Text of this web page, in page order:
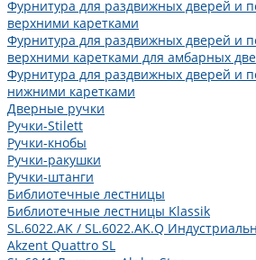
Фурнитура для раздвижных дверей и
верхними каретками
Фурнитура для раздвижных дверей и
верхними каретками для амбарных
Фурнитура для раздвижных дверей и
нижними каретками
Дверные ручки
Ручки-Stilett
Ручки-кнобы
Ручки-ракушки
Ручки-штанги
Библиотечные лестницы
Библиотечные лестницы Klassik
SL.6022.AK / SL.6022.AK.Q
Akzent Quattro SL